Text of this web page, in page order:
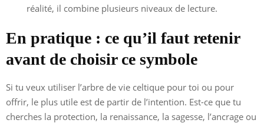
réalité, il combine plusieurs niveaux de lecture.
En pratique : ce qu’il faut retenir
avant de choisir ce symbole
Si tu veux utiliser l’arbre de vie celtique pour toi ou pour
offrir, le plus utile est de partir de l’intention. Est-ce que tu
cherches la protection, la renaissance, la sagesse, l’ancrage ou